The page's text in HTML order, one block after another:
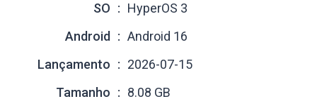
SO
HyperOS 3
Android
Android 16
Lançamento
2026-07-15
Tamanho
8.08 GB